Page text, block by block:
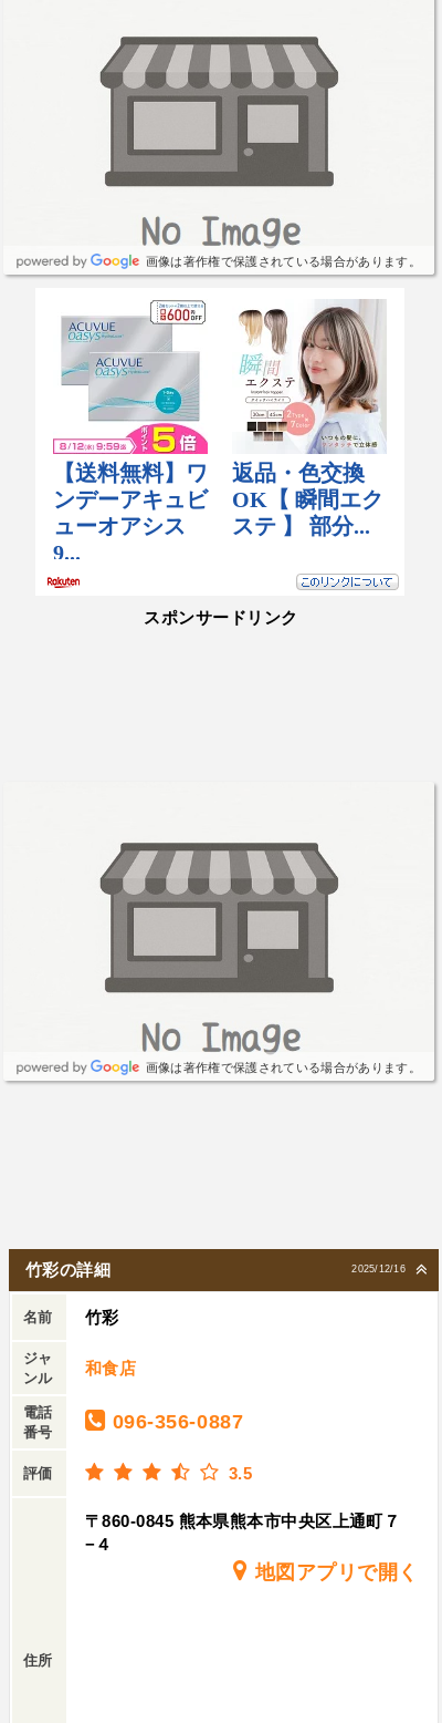
画像は著作権で保護されている場合があります。
スポンサードリンク
画像は著作権で保護されている場合があります。
2025/12/16
竹彩の詳細
名前 竹彩
ジャ
ンル
和食店
電話
番号
096-356-0887
評価 3.5
住所
〒860-0845 熊本県熊本市中央区上通町７
−４
地図アプリで開く